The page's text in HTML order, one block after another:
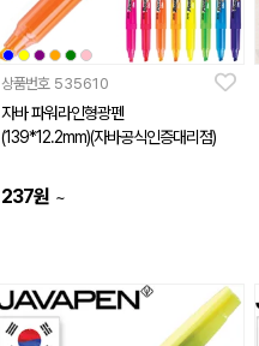
상품번호 535610
자바 파워라인형광펜
(139*12.2mm)(자바공식인증대리점)
237원 ~